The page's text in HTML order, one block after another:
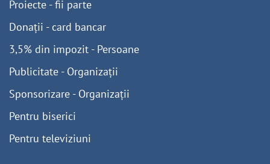
Proiecte - fii parte
Donații - card bancar
3,5% din impozit - Persoane
Publicitate - Organizații
Sponsorizare - Organizații
Pentru biserici
Pentru televiziuni